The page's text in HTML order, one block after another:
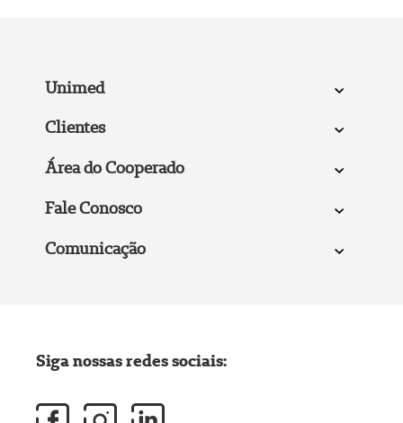
Unimed
Clientes
Área do Cooperado
Fale Conosco
Comunicação
Siga nossas redes sociais: